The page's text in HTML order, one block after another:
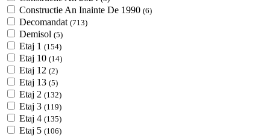
Constructie An Inainte De 1990 (6)
Decomandat (713)
Demisol (5)
Etaj 1 (154)
Etaj 10 (14)
Etaj 12 (2)
Etaj 13 (5)
Etaj 2 (132)
Etaj 3 (119)
Etaj 4 (135)
Etaj 5 (106)